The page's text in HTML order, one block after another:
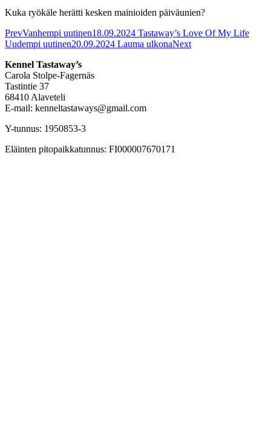
Kuka ryökäle herätti kesken mainioiden päiväunien?
PrevVanhempi uutinen18.09.2024 Tastaway’s Love Of My Life
Uudempi uutinen20.09.2024 Lauma ulkonaNext
Kennel Tastaway’s
Carola Stolpe-Fagernäs
Tastintie 37
68410 Alaveteli
E-mail: kenneltastaways@gmail.com
Y-tunnus: 1950853-3
Eläinten pitopaikkatunnus: FI000007670171